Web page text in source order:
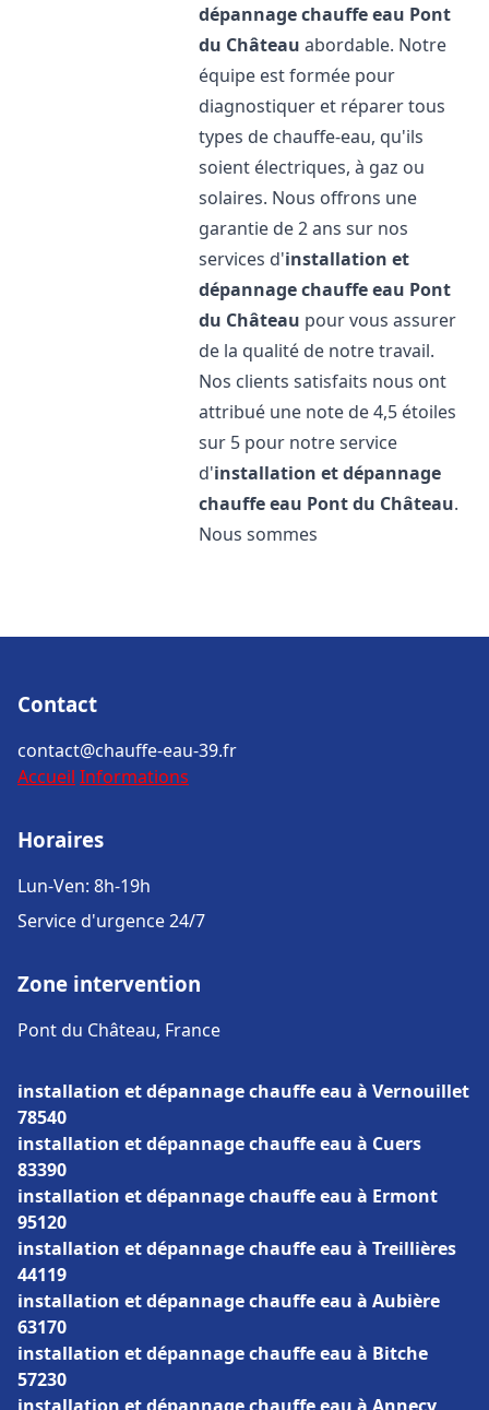
dépannage chauffe eau Pont
du Château abordable. Notre
équipe est formée pour
diagnostiquer et réparer tous
types de chauffe-eau, qu'ils
soient électriques, à gaz ou
solaires. Nous offrons une
garantie de 2 ans sur nos
services d'installation et
dépannage chauffe eau Pont
du Château pour vous assurer
de la qualité de notre travail.
Nos clients satisfaits nous ont
attribué une note de 4,5 étoiles
sur 5 pour notre service
d'installation et dépannage
chauffe eau Pont du Château.
Nous sommes
Contact
contact@chauffe-eau-39.fr
Accueil Informations
Horaires
Lun-Ven: 8h-19h
Service d'urgence 24/7
Zone intervention
Pont du Château, France
installation et dépannage chauffe eau à Vernouillet
78540
installation et dépannage chauffe eau à Cuers
83390
installation et dépannage chauffe eau à Ermont
95120
installation et dépannage chauffe eau à Treillières
44119
installation et dépannage chauffe eau à Aubière
63170
installation et dépannage chauffe eau à Bitche
57230